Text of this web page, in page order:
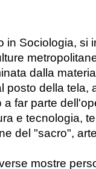
in Sociologia, si
dalla
posto della tela,
far parte
e tecnologia,
del "sacro",
mostre